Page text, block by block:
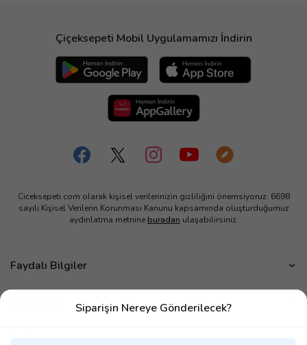
Siparişin Nereye Gönderilecek?
Çiçeksepeti Mobil Uygulamamızı İndirin
Ciceksepeti.com olarak kişisel verilerinizin gizliliğini önemsiyoruz. 6698
sayılı Kişisel Verilerin Korunması Kanunu kapsamında oluşturduğumuz
aydınlatma metnine buradan ulaşabilirsiniz.
Faydalı Bilgiler
Çiçek Bakımı
Çiçek Eşliğinde Notlar